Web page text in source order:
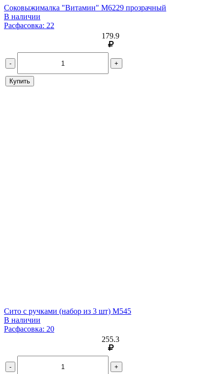
Соковыжималка "Витамин" М6229 прозрачный
В наличии
Расфасовка: 22
179.9
- +
Купить
Сито с ручками (набор из 3 шт) М545
В наличии
Расфасовка: 20
255.3
- +